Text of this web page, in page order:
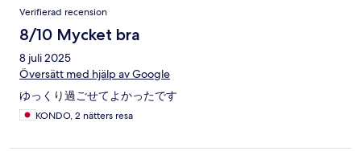
Verifierad recension
8/10 Mycket bra
8 juli 2025
Översätt med hjälp av Google
ゆっくり過ごせてよかったです
KONDO, 2 nätters resa